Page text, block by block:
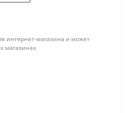
интернет-магазина и может
магазинах